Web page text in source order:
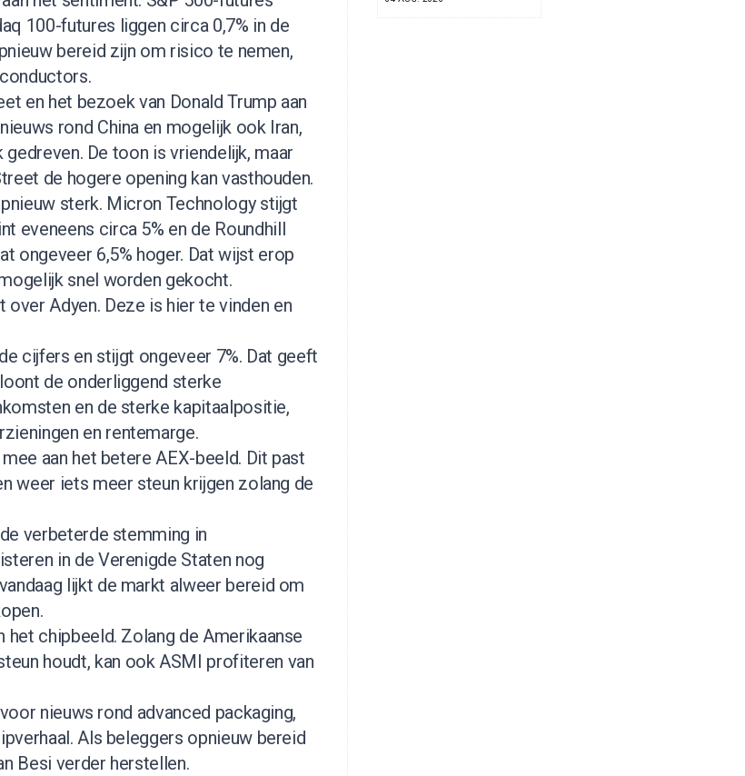
100-futures liggen circa 0,7% in de
bereid zijn om risico te nemen,
en het bezoek van Donald Trump aan
rond China en mogelijk ook Iran,
De toon is vriendelijk, maar
de hogere opening kan vasthouden.
sterk. Micron Technology stijgt
eveneens circa 5% en de Roundhill
ongeveer 6,5% hoger. Dat wijst erop
snel worden gekocht.
over Adyen. Deze is hier te vinden en
cijfers en stijgt ongeveer 7%. Dat geeft
de onderliggend sterke
en de sterke kapitaalpositie,
en rentemarge.
aan het betere AEX-beeld. Dit past
weer iets meer steun krijgen zolang de
verbeterde stemming in
in de Verenigde Staten nog
lijkt de markt alweer bereid om
chipbeeld. Zolang de Amerikaanse
houdt, kan ook ASMI profiteren van
nieuws rond advanced packaging,
Als beleggers opnieuw bereid
Besi verder herstellen.